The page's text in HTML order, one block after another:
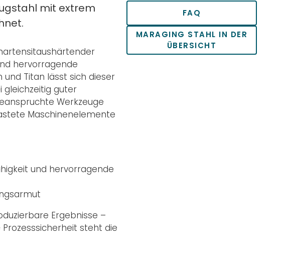
mit extrem
hervorragende
Titan lässt sich dieser
guter
Werkzeuge
Maschinenelemente
und hervorragende
Ergebnisse –
steht die
FAQ
MARAGING STAHL IN DER
ÜBERSICHT